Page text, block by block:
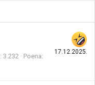
17.12.2025.
3.232
Poena